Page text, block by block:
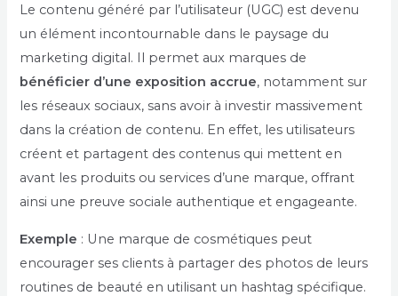
Le contenu généré par l’utilisateur (UGC) est devenu
un élément incontournable dans le paysage du
marketing digital. Il permet aux marques de
bénéficier d’une exposition accrue, notamment sur
les réseaux sociaux, sans avoir à investir massivement
dans la création de contenu. En effet, les utilisateurs
créent et partagent des contenus qui mettent en
avant les produits ou services d’une marque, offrant
ainsi une preuve sociale authentique et engageante.
Exemple : Une marque de cosmétiques peut
encourager ses clients à partager des photos de leurs
routines de beauté en utilisant un hashtag spécifique.